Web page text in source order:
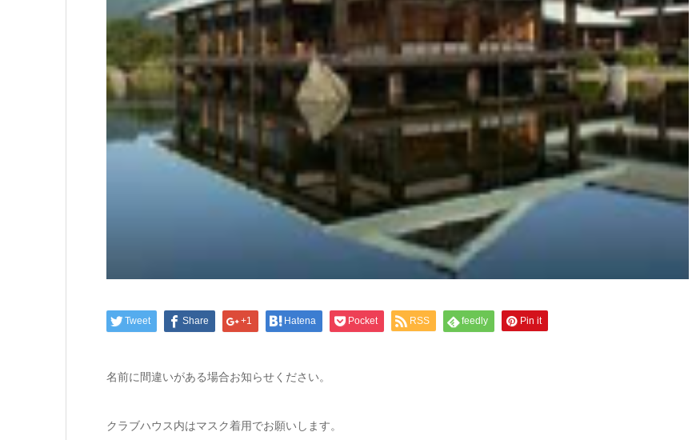
Tweet Share +1 Hatena Pocket RSS feedly Pin it
名前に間違いがある場合お知らせください。
クラブハウス内はマスク着用でお願いします。